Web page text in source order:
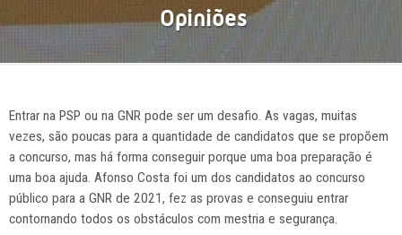
Opiniões
Entrar na PSP ou na GNR pode ser um desafio. As vagas, muitas
vezes, são poucas para a quantidade de candidatos que se propõem
a concurso, mas há forma conseguir porque uma boa preparação é
uma boa ajuda. Afonso Costa foi um dos candidatos ao concurso
público para a GNR de 2021, fez as provas e conseguiu entrar
contornando todos os obstáculos com mestria e segurança.